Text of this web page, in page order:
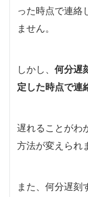
った時点で連絡
ません。
しかし、 何分遅
定した時点で連
遅れることがわ
方法が変えられ
また、何分遅刻